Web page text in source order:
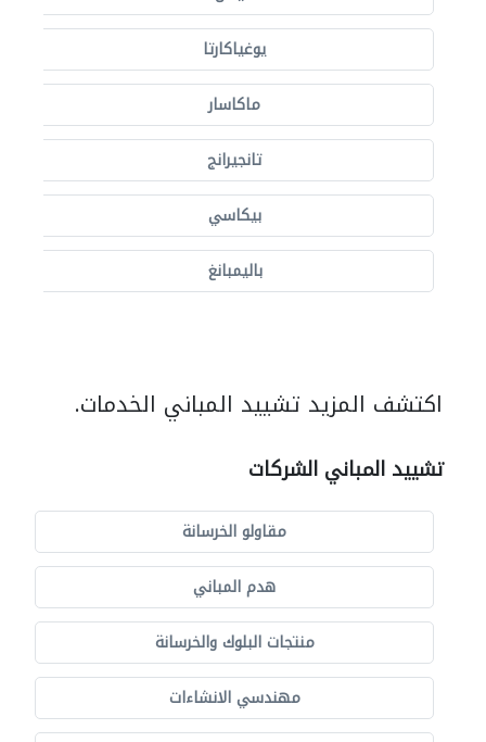
يوغياكارتا
ماكاسار
تانجيرانج
بيكاسي
باليمبانغ
اكتشف المزيد تشييد المباني الخدمات.
تشييد المباني الشركات
مقاولو الخرسانة
هدم المباني
منتجات البلوك والخرسانة
مهندسي الانشاءات